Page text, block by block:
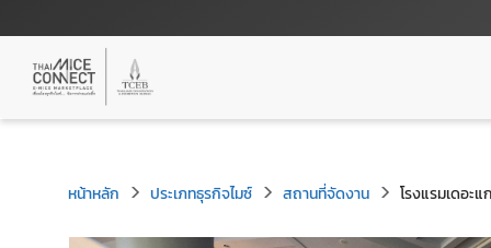
หน้าหลัก ประเภทธุรกิจไมซ์ สถานที่จัดงาน โรงแรมเดอะ